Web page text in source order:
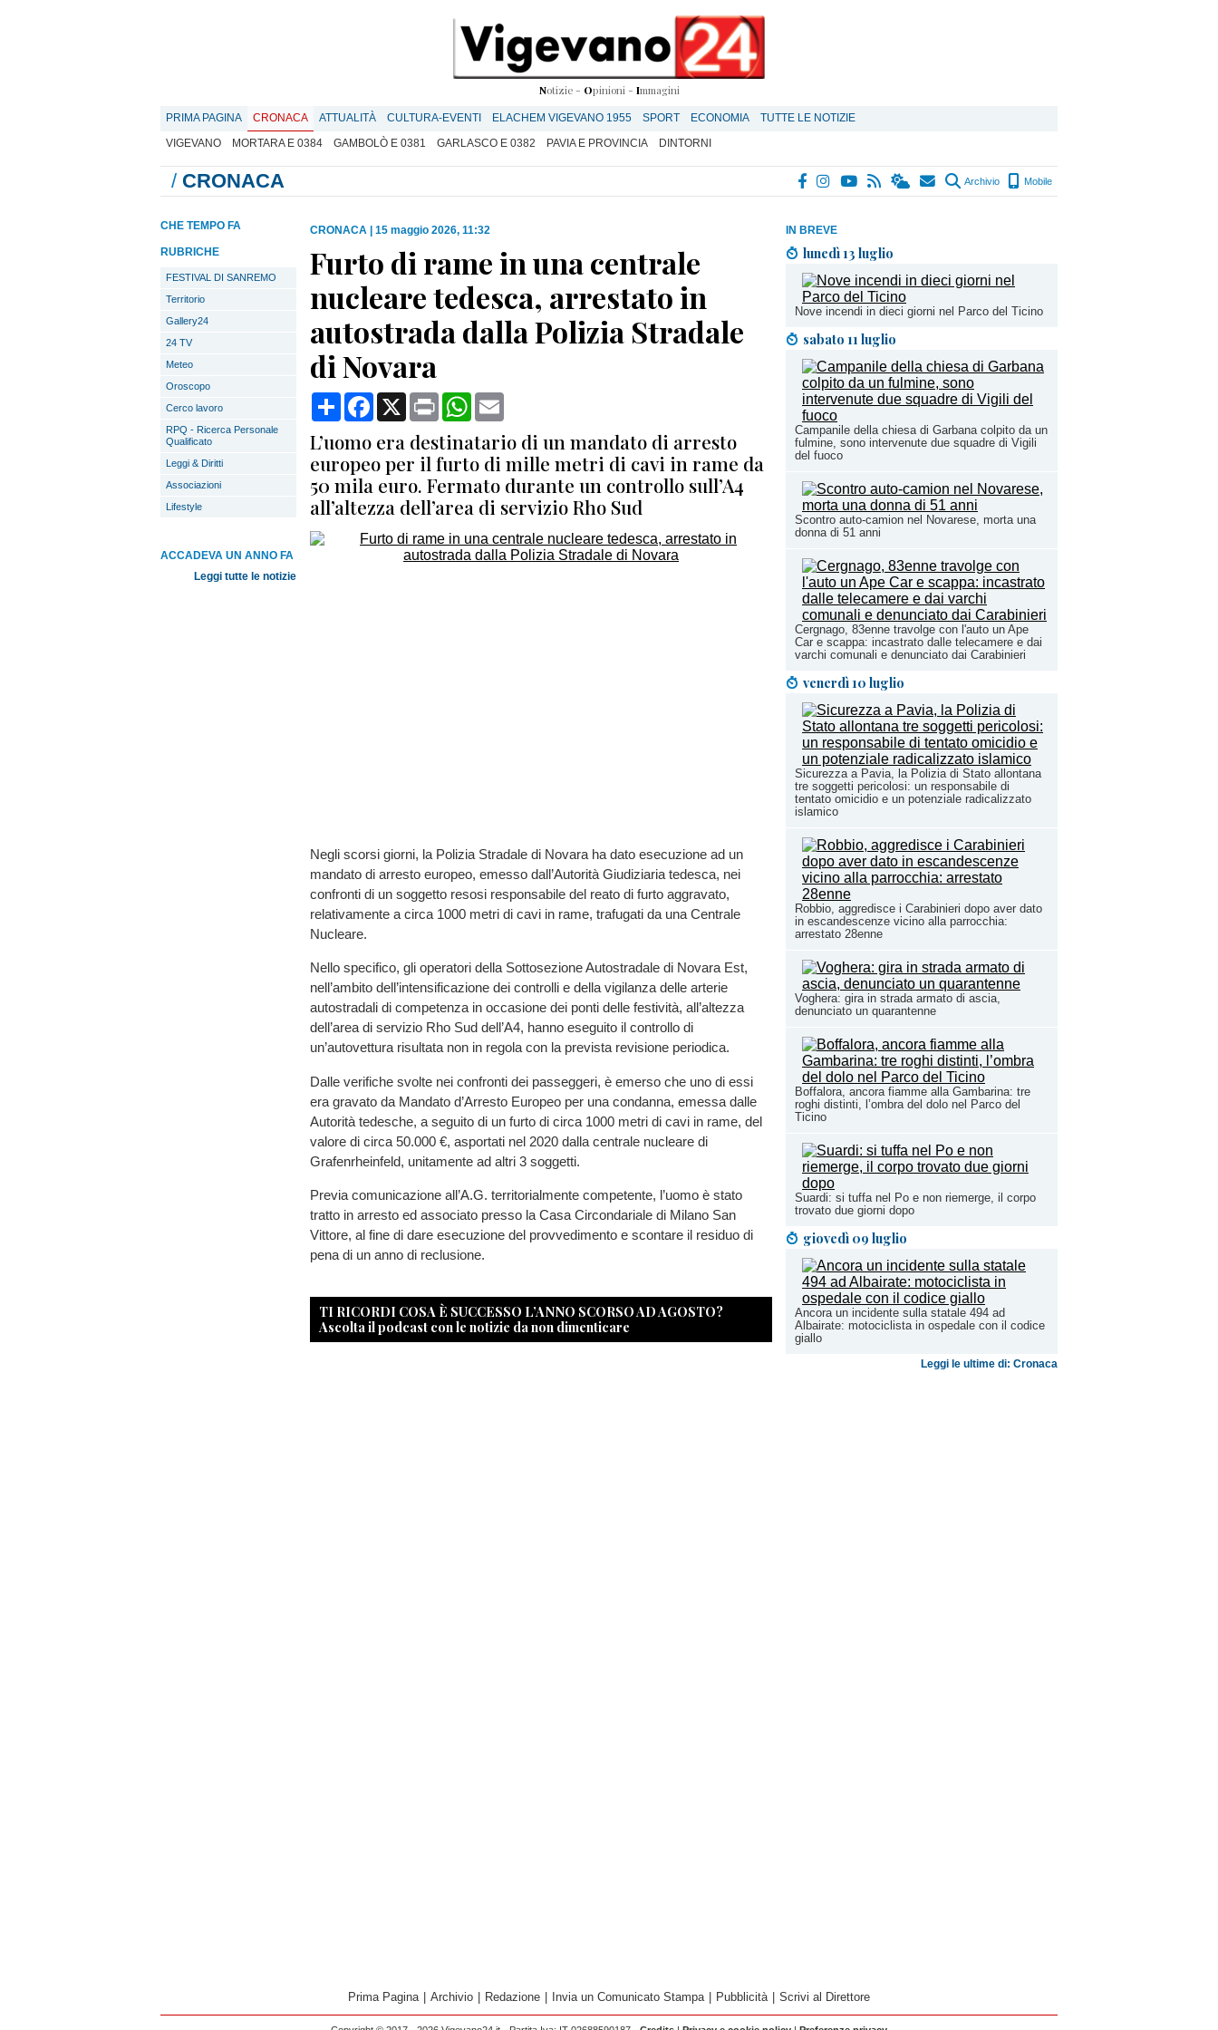
Notizie - Opinioni - Immagini
PRIMA PAGINA CRONACA ATTUALITÀ CULTURA-EVENTI ELACHEM VIGEVANO 1955 SPORT ECONOMIA
TUTTE LE NOTIZIE
VIGEVANO
MORTARA E 0384 GAMBOLÒ E 0381 GARLASCO E 0382 PAVIA E PROVINCIA DINTORNI
/ CRONACA Archivio Mobile
IN BREVE
lunedì 13 luglio
Nove incendi in dieci giorni nel Parco del Ticino
sabato 11 luglio
Campanile della chiesa di Garbana colpito da un
fulmine, sono intervenute due squadre di Vigili
del fuoco
Scontro auto-camion nel Novarese, morta una
donna di 51 anni
Cergnago, 83enne travolge con l'auto un Ape
Car e scappa: incastrato dalle telecamere e dai
varchi comunali e denunciato dai Carabinieri
venerdì 10 luglio
Sicurezza a Pavia, la Polizia di Stato allontana
tre soggetti pericolosi: un responsabile di
tentato omicidio e un potenziale radicalizzato
islamico
Robbio, aggredisce i Carabinieri dopo aver dato
in escandescenze vicino alla parrocchia:
arrestato 28enne
Voghera: gira in strada armato di ascia,
denunciato un quarantenne
Boffalora, ancora fiamme alla Gambarina: tre
roghi distinti, l’ombra del dolo nel Parco del
Ticino
Suardi: si tuffa nel Po e non riemerge, il corpo
trovato due giorni dopo
giovedì 09 luglio
Ancora un incidente sulla statale 494 ad
Albairate: motociclista in ospedale con il codice
giallo
Leggi le ultime di: Cronaca
CHE TEMPO FA
RUBRICHE
FESTIVAL DI SANREMO
Territorio
Gallery24
24 TV
Meteo
Oroscopo
Cerco lavoro
RPQ - Ricerca Personale
Qualificato
Leggi & Diritti
Associazioni
Lifestyle
ACCADEVA UN ANNO FA
Leggi tutte le notizie
CRONACA 15 maggio 2026, 11:32
Furto di rame in una centrale
nucleare tedesca, arrestato in
autostrada dalla Polizia Stradale
di Novara
CondividiFacebook
X Print WhatsApp
L’uomo era destinatario di un mandato di arresto
europeo per il furto di mille metri di cavi in rame da
50 mila euro. Fermato durante un controllo sull’A4
all’altezza dell’area di servizio Rho Sud
Negli scorsi giorni, la Polizia Stradale di Novara ha dato esecuzione ad un
mandato di arresto europeo, emesso dall’Autorità Giudiziaria tedesca, nei
confronti di un soggetto resosi responsabile del reato di furto aggravato,
relativamente a circa 1000 metri di cavi in rame, trafugati da una Centrale
Nucleare.
Nello specifico, gli operatori della Sottosezione Autostradale di Novara Est,
nell’ambito dell’intensificazione dei controlli e della vigilanza delle arterie
autostradali di competenza in occasione dei ponti delle festività, all’altezza
dell’area di servizio Rho Sud dell’A4, hanno eseguito il controllo di
un’autovettura risultata non in regola con la prevista revisione periodica.
Dalle verifiche svolte nei confronti dei passeggeri, è emerso che uno di essi
era gravato da Mandato d’Arresto Europeo per una condanna, emessa dalle
Autorità tedesche, a seguito di un furto di circa 1000 metri di cavi in rame, del
valore di circa 50.000 €, asportati nel 2020 dalla centrale nucleare di
Grafenrheinfeld, unitamente ad altri 3 soggetti.
Previa comunicazione all’A.G. territorialmente competente, l’uomo è stato
tratto in arresto ed associato presso la Casa Circondariale di Milano San
Vittore, al fine di dare esecuzione del provvedimento e scontare il residuo di
pena di un anno di reclusione.
TI RICORDI COSA È SUCCESSO L’ANNO SCORSO AD AGOSTO?
Ascolta il podcast con le notizie da non dimenticare
Prima Pagina Archivio Redazione Invia un Comunicato Stampa Pubblicità Scrivi al Direttore